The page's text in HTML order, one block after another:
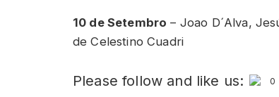
10 de Setembro – Joao D´Alva,
de Celestino Cuadri
Please follow and like us: 0